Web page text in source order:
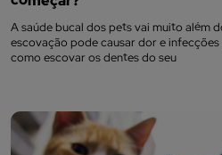
A saúde bucal dos pets vai muito além
escovação pode causar dor e
como escovar os dentes do seu